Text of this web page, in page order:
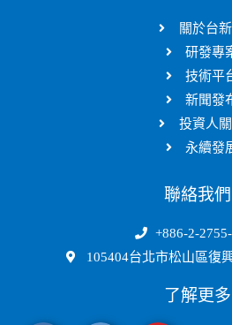
關於台
研發專
技術平
新聞發
投資人
永續發
聯絡我們
+886-2-
105404台北市松山區復
了解更多